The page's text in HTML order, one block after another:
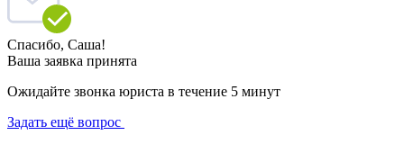
Спасибо, Саша!
Ваша заявка принята
Ожидайте звонка юриста в течение 5 минут
Задать ещё вопрос